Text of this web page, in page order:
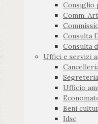
Consiglio
Comm.
Consulta
Consulta
Uffici e servizi
Ufficio
Beni
Idsc